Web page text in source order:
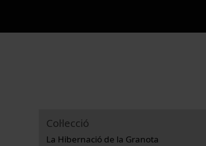
Col·lecció
La Hibernació de la Granota